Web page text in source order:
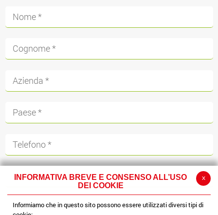
x
INFORMATIVA BREVE E CONSENSO ALL’USO
DEI COOKIE
Informiamo che in questo sito possono essere utilizzati diversi tipi di